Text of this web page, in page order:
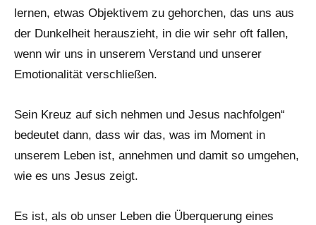
lernen, etwas Objektivem zu gehorchen, das uns aus
der Dunkelheit herauszieht, in die wir sehr oft fallen,
wenn wir uns in unserem Verstand und unserer
Emotionalität verschließen.
Sein Kreuz auf sich nehmen und Jesus nachfolgen“
bedeutet dann, dass wir das, was im Moment in
unserem Leben ist, annehmen und damit so umgehen,
wie es uns Jesus zeigt.
Es ist, als ob unser Leben die Überquerung eines